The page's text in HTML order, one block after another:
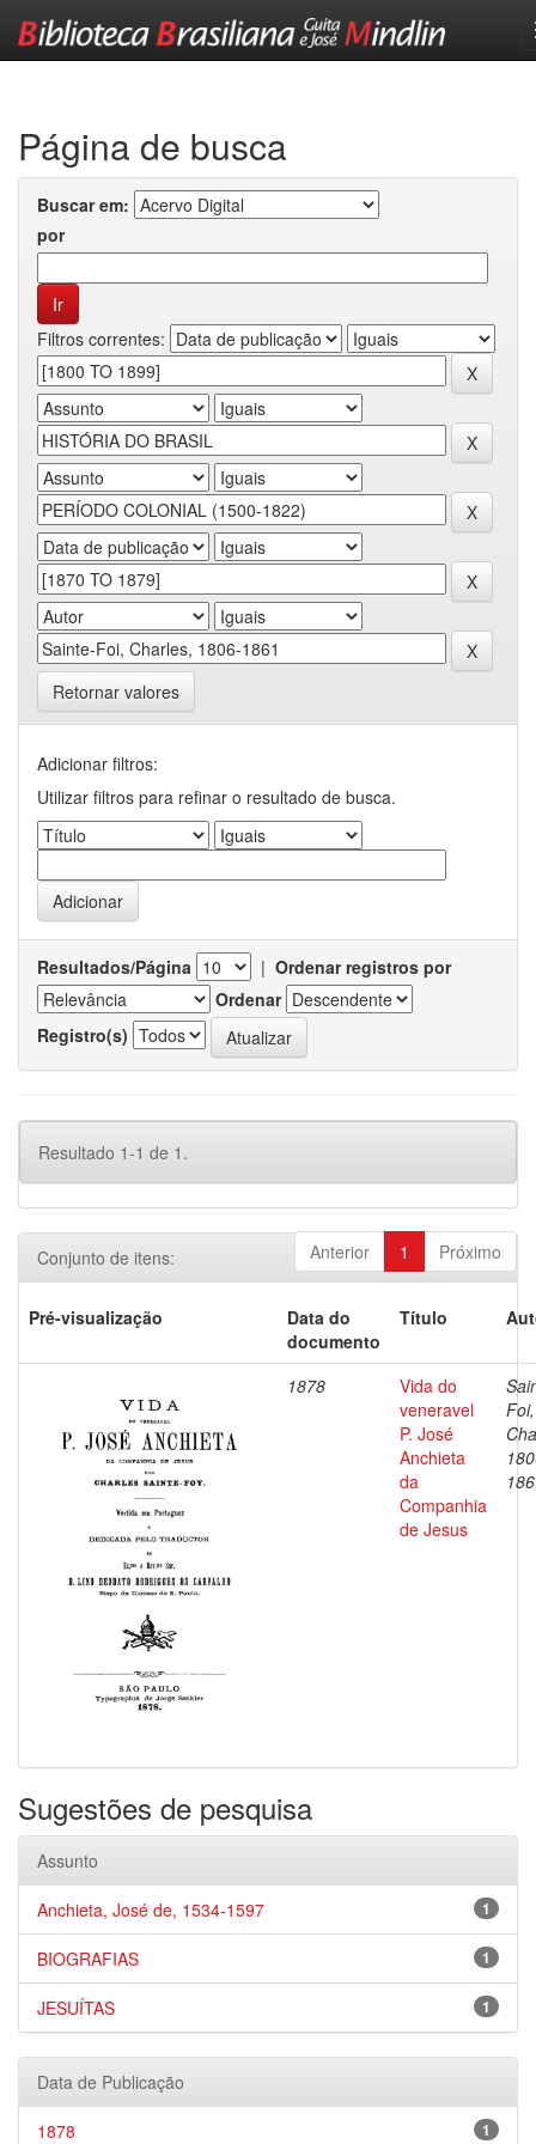
Página de busca
Buscar em:
por
Filtros correntes:
Retornar valores
Adicionar filtros:
Utilizar filtros para refinar o resultado de busca.
Resultados/Página | Ordenar registros por
Ordenar
Registro(s)
Resultado 1-1 de 1.
Anterior 1 Próximo
Conjunto de itens:
Pré-visualização
Data do
documento
Título
1878
Vida do
veneravel
P. José
Anchieta
da
Companhia
de Jesus
Foi,
Sugestões de pesquisa
Assunto
1
Anchieta, José de, 1534-1597
1
BIOGRAFIAS
1
JESUÍTAS
Data de Publicação
1
1878